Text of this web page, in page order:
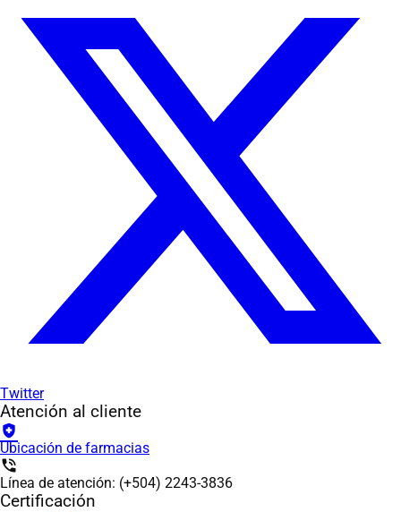
Twitter
Atención al cliente
health_and_safety
Ubicación de farmacias
phone_in_talk
Línea de atención: (+504) 2243-3836
Certificación